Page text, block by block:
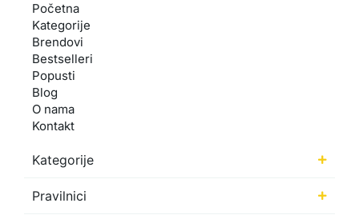
Početna
Kategorije
Brendovi
Bestselleri
Popusti
Blog
O nama
Kontakt
Kategorije
Pravilnici